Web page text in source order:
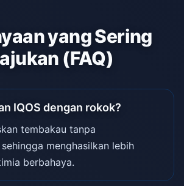
yang Sering
(FAQ)
IQOS dengan rokok?
tembakau tanpa
menghasilkan lebih
berbahaya.